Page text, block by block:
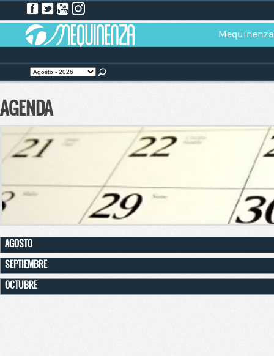
Mequinenza
AGENDA
AGOSTO
SEPTIEMBRE
OCTUBRE